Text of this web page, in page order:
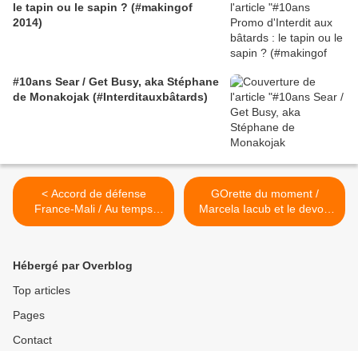
le tapin ou le sapin ? (#makingof
2014)
#10ans Sear / Get Busy, aka Stéphane
de Monakojak (#Interditauxbâtards)
< Accord de défense
France-Mali / Au temps
béni des colonies - par
GOrette du moment /
Marcela Iacub et le devoir
de tuer Dieudonné >
Hébergé par Overblog
Top articles
Pages
Contact